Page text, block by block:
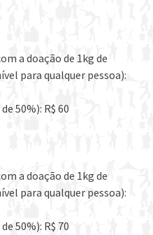
a doação de 1kg de
para qualquer pessoa):
50%): R$ 60
a doação de 1kg de
para qualquer pessoa):
50%): R$ 70